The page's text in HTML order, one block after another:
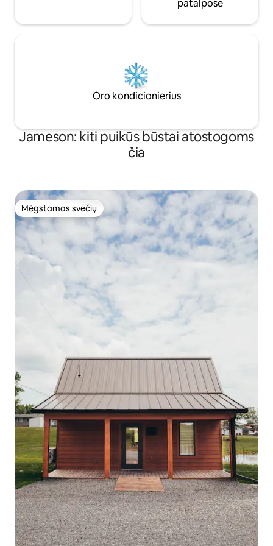
patalpose
Oro kondicionierius
Jameson: kiti puikūs būstai atostogoms
čia
Mėgstamas svečių
Mėgstamas svečių